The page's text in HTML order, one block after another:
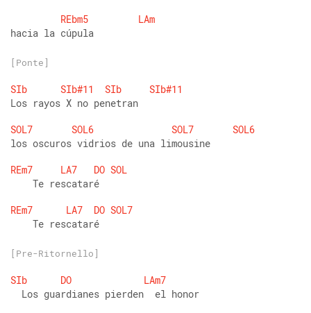
REbm5
LAm
hacia la cúpula
[Ponte]
SIb SIb#11 SIb
SIb#11
Los rayos X no penetran
SOL7
SOL6 SOL7
SOL6
los oscuros vidrios de una limousine
REm7
LA7 DO SOL
    Te rescataré
REm7
LA7 DO SOL7
    Te rescataré
[Pre-Ritornello]
SIb DO
LAm7
  Los guardianes pierden  el honor